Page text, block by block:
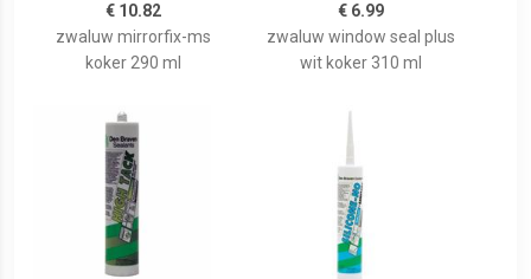
€ 10.82
zwaluw mirrorfix-ms
koker 290 ml
€ 6.99
zwaluw window seal plus
wit koker 310 ml